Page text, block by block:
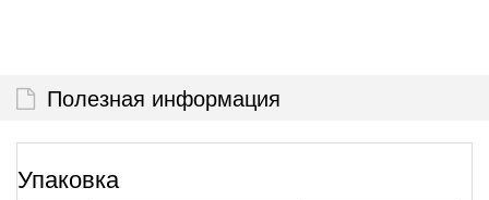
Полезная информация
Упаковка